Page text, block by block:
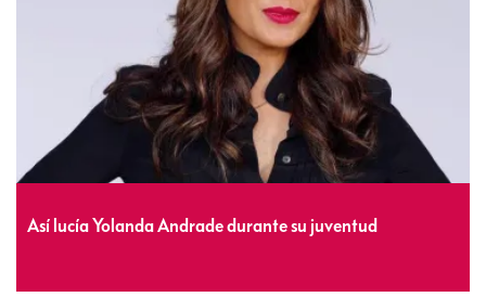
Así lucía Yolanda Andrade durante su juventud